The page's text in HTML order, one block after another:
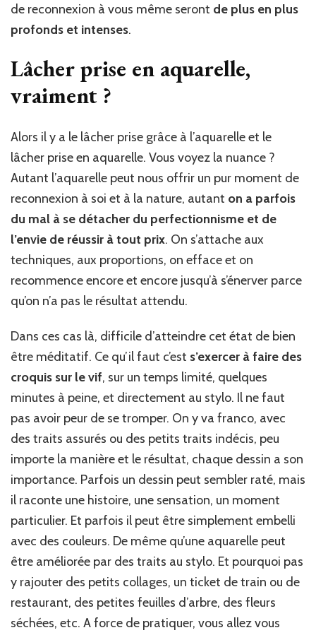
de reconnexion à vous même seront de plus en plus
profonds et intenses.
Lâcher prise en aquarelle,
vraiment ?
Alors il y a le lâcher prise grâce à l’aquarelle et le
lâcher prise en aquarelle. Vous voyez la nuance ?
Autant l’aquarelle peut nous offrir un pur moment de
reconnexion à soi et à la nature, autant on a parfois
du mal à se détacher du perfectionnisme et de
l’envie de réussir à tout prix. On s’attache aux
techniques, aux proportions, on efface et on
recommence encore et encore jusqu’à s’énerver parce
qu’on n’a pas le résultat attendu.
Dans ces cas là, difficile d’atteindre cet état de bien
être méditatif. Ce qu’il faut c’est s’exercer à faire des
croquis sur le vif, sur un temps limité, quelques
minutes à peine, et directement au stylo. Il ne faut
pas avoir peur de se tromper. On y va franco, avec
des traits assurés ou des petits traits indécis, peu
importe la manière et le résultat, chaque dessin a son
importance. Parfois un dessin peut sembler raté, mais
il raconte une histoire, une sensation, un moment
particulier. Et parfois il peut être simplement embelli
avec des couleurs. De même qu’une aquarelle peut
être améliorée par des traits au stylo. Et pourquoi pas
y rajouter des petits collages, un ticket de train ou de
restaurant, des petites feuilles d’arbre, des fleurs
séchées, etc. A force de pratiquer, vous allez vous